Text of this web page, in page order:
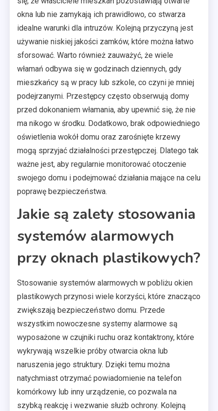
okna lub nie zamykają ich prawidłowo, co stwarza
idealne warunki dla intruzów. Kolejną przyczyną jest
używanie niskiej jakości zamków, które można łatwo
sforsować. Warto również zauważyć, że wiele
włamań odbywa się w godzinach dziennych, gdy
mieszkańcy są w pracy lub szkole, co czyni je mniej
podejrzanymi. Przestępcy często obserwują domy
przed dokonaniem włamania, aby upewnić się, że nie
ma nikogo w środku. Dodatkowo, brak odpowiedniego
oświetlenia wokół domu oraz zarośnięte krzewy
mogą sprzyjać działalności przestępczej. Dlatego tak
ważne jest, aby regularnie monitorować otoczenie
swojego domu i podejmować działania mające na celu
poprawę bezpieczeństwa.
Jakie są zalety stosowania
systemów alarmowych
przy oknach plastikowych?
Stosowanie systemów alarmowych w pobliżu okien
plastikowych przynosi wiele korzyści, które znacząco
zwiększają bezpieczeństwo domu. Przede
wszystkim nowoczesne systemy alarmowe są
wyposażone w czujniki ruchu oraz kontaktrony, które
wykrywają wszelkie próby otwarcia okna lub
naruszenia jego struktury. Dzięki temu można
natychmiast otrzymać powiadomienie na telefon
komórkowy lub inny urządzenie, co pozwala na
szybką reakcję i wezwanie służb ochrony. Kolejną